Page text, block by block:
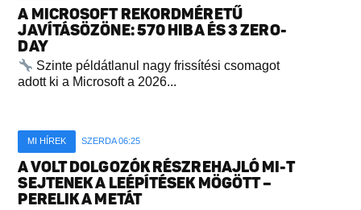
A MICROSOFT REKORDMÉRETŰ
JAVÍTÁSÖZÖNE: 570 HIBA ÉS 3 ZERO-
DAY
Szinte példátlanul nagy frissítési csomagot
adott ki a Microsoft a 2026...
MI HÍREK SZERDA 06:25
A VOLT DOLGOZÓK RÉSZREHAJLÓ MI-T
SEJTENEK A LEÉPÍTÉSEK MÖGÖTT –
PERELIK A METÁT